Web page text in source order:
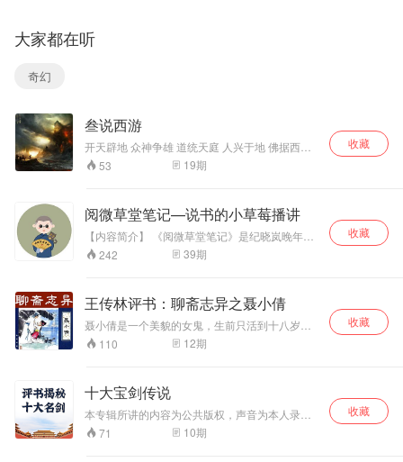
大家都在听
奇幻
叁说西游
开天辟地 众神争雄 道统天庭 人兴于地 佛据西域
妖隐四海 乾坤之内 谁与争锋
53 19期
收藏
阅微草堂笔记—说书的小草莓播讲
【内容简介】 《阅微草堂笔记》是纪晓岚晚年编
的一部志怪小说集，也就是“纪晓岚讲鬼故事”，和
大家熟悉的《聊斋志异》类似。说书的小草莓将
一下这部书的风采，希望新老朋友能喜欢。 【主
播介绍】 说书的小草莓，快乐的盲人吴光，在
2012浙江卫视中国梦想秀上，唯一全部300票过
关的盲人艺术家，不仅声音动听，而且擅长演绎
多重角色，被周立波等明星称为是模仿天才。草
自己的贡献，代表作品《白话红楼梦》、《新说
三国演义》、《新说水浒传》等。
242 39期
收藏
王传林评书：聊斋志异之聂小倩
聂小倩是一个美貌的女鬼，生前只活到十八岁，
死后葬在浙江金华城北的荒凉古寺旁，不幸被妖
怪夜叉胁迫害人。后浙江人宁采臣暂居寺院，小
动，便以实相告，助采臣转危为安。采臣也不负
小倩重托，助她逃脱魔爪，并收留她侍奉母亲和
久病的妻子，小倩勤劳善良，深受宁家人喜爱。
小倩因长期接触活人，逐渐犹如常人，宁家人亦
绝口不提她的身份。宁妻病逝后，小倩嫁给宁采
110 12期
收藏
十大宝剑传说
本专辑所讲的内容为公共版权，声音为本人录
制，特此声明！ 微评书本人原创，为您逐一讲解
中国十大名剑的来龙去脉。 十大著名宝剑是指轩
71 10期
收藏